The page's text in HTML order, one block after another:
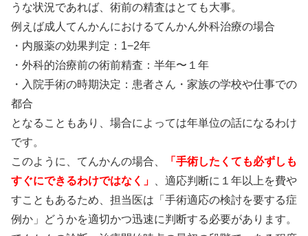
うな状況であれば、術前の精査はとても大事。
例えば成人てんかんにおけるてんかん外科治療の場合
・内服薬の効果判定：1−2年
・外科的治療前の術前精査：半年〜１年
・入院手術の時期決定：患者さん・家族の学校や仕事での
都合
となることもあり、場合によっては年単位の話になるわけ
です。
このように、てんかんの場合、
「手術したくても必ずしも
すぐにできるわけではなく」
、適応判断に１年以上を費や
すこともあるため、担当医は「手術適応の検討を要する症
例か」どうかを適切かつ迅速に判断する必要があります。